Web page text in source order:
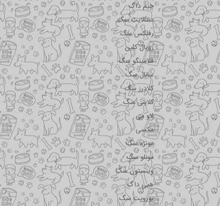
جیم داگ
دنتالایت سگ
رفلکس سگ
رویال کنین
فلامینگو سگ
سانال سگ
کلادرز سگ
کلاینی سگ
لاو می
مکسی
مونژه سگ
مونلو سگ
وینستون سگ
هپی داگ
یوروپت سگ